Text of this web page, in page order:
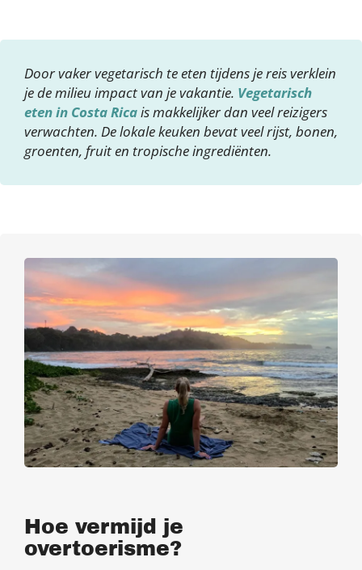
Door vaker vegetarisch te eten tijdens je reis verklein
je de milieu impact van je vakantie. Vegetarisch
eten in Costa Ricais makkelijker dan veel reizigers
verwachten. De lokale keuken bevat veel rijst, bonen,
groenten, fruit en tropische ingrediënten.
Hoe vermijd je
overtoerisme?